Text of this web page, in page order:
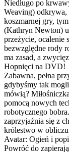
Niedługo po
Weaving) odkrywa,
koszmarnej gry,
(Kathryn Newton) u
przeżycie, ocalenie
bezwzględne rody
ma zasad, a
Hopnięci na DVD!
Zabawna, pełna
gdybyśmy tak
mówią?
pomocą nowych
robotycznego
zaprzyjaźnia się z
królestwo w obliczu
Avatar: Ogień i
Powróć do